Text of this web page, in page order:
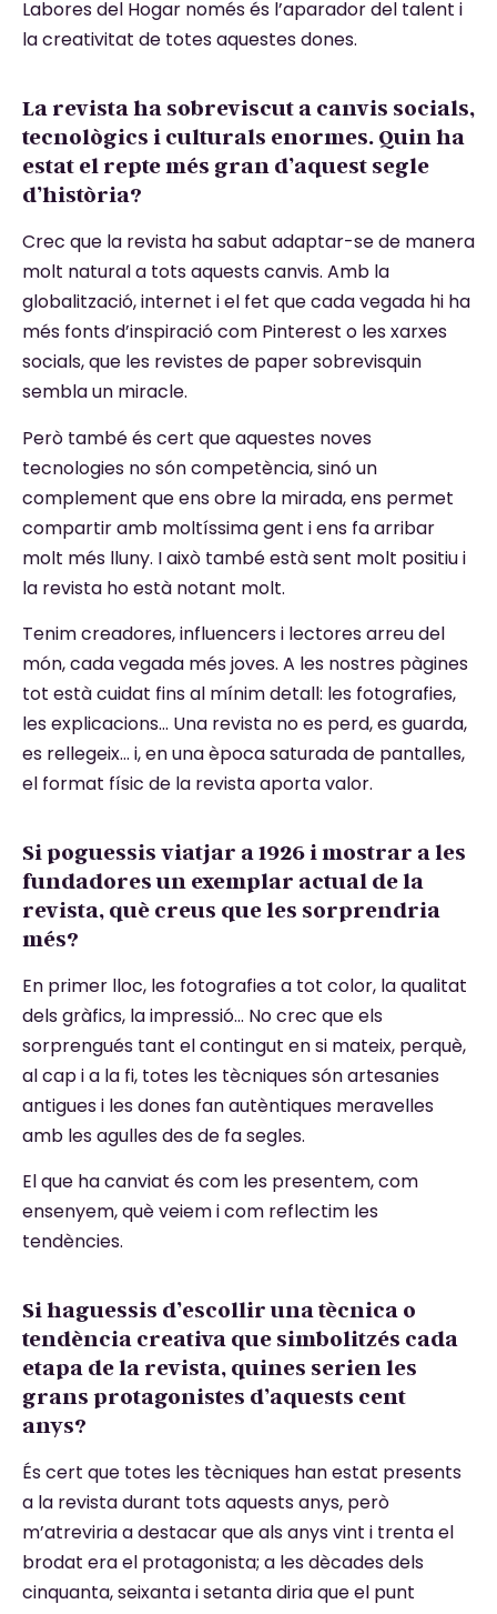
Labores del Hogar només és l’aparador del talent i
la creativitat de totes aquestes dones.
La revista ha sobreviscut a canvis socials,
tecnològics i culturals enormes. Quin ha
estat el repte més gran d’aquest segle
d’història?
Crec que la revista ha sabut adaptar-se de manera
molt natural a tots aquests canvis. Amb la
globalització, internet i el fet que cada vegada hi ha
més fonts d’inspiració com Pinterest o les xarxes
socials, que les revistes de paper sobrevisquin
sembla un miracle.
Però també és cert que aquestes noves
tecnologies no són competència, sinó un
complement que ens obre la mirada, ens permet
compartir amb moltíssima gent i ens fa arribar
molt més lluny. I això també està sent molt positiu i
la revista ho està notant molt.
Tenim creadores, influencers i lectores arreu del
món, cada vegada més joves. A les nostres pàgines
tot està cuidat fins al mínim detall: les fotografies,
les explicacions… Una revista no es perd, es guarda,
es rellegeix… i, en una època saturada de pantalles,
el format físic de la revista aporta valor.
Si poguessis viatjar a 1926 i mostrar a les
fundadores un exemplar actual de la
revista, què creus que les sorprendria
més?
En primer lloc, les fotografies a tot color, la qualitat
dels gràfics, la impressió… No crec que els
sorprengués tant el contingut en si mateix, perquè,
al cap i a la fi, totes les tècniques són artesanies
antigues i les dones fan autèntiques meravelles
amb les agulles des de fa segles.
El que ha canviat és com les presentem, com
ensenyem, què veiem i com reflectim les
tendències.
Si haguessis d’escollir una tècnica o
tendència creativa que simbolitzés cada
etapa de la revista, quines serien les
grans protagonistes d’aquests cent
anys?
És cert que totes les tècniques han estat presents
a la revista durant tots aquests anys, però
m’atreviria a destacar que als anys vint i trenta el
brodat era el protagonista; a les dècades dels
cinquanta, seixanta i setanta diria que el punt